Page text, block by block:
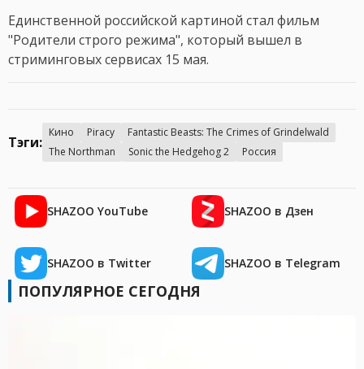
Единственной российской картиной стал фильм
"Родители строго режима", который вышел в
стриминговых сервисах 15 мая.
Тэги:
Кино Piracy
Fantastic Beasts: The Crimes of Grindelwald
The Northman
Sonic the Hedgehog 2 Россия
SHAZOO YouTube SHAZOO в Дзен
SHAZOO в Twitter SHAZOO в Telegram
ПОПУЛЯРНОЕ СЕГОДНЯ